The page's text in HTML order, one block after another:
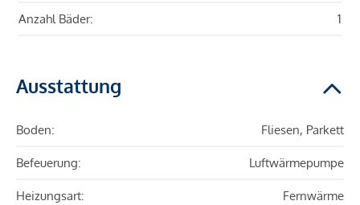
Anzahl Bäder: 1
Ausstattung
Boden: Fliesen, Parkett
Befeuerung: Luftwärmepumpe
Heizungsart: Fernwärme